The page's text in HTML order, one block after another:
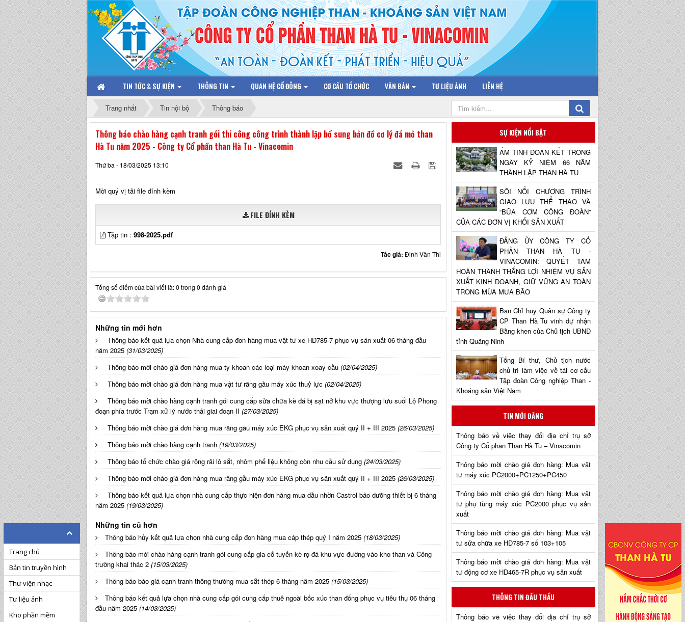
TIN TỨC & SỰ KIỆN THÔNG TIN QUAN HỆ CỔ ĐÔNG CƠ CẤU TỔ CHỨC VĂN BẢN TƯ LIỆU ẢNH LIÊN HỆ
Trang nhất Tin nội bộ Thông báo
Thông báo chào hàng cạnh tranh gói thi công công trình thành lập bổ sung bản đồ cơ lý đá mỏ than
Hà Tu năm 2025 - Công ty Cổ phần than Hà Tu - Vinacomin
Thứ ba - 18/03/2025 13:10
Mời quý vị tải file đính kèm
FILE ĐÍNH KÈM
Tập tin : 998-2025.pdf
Tác giả: Đinh Văn Thi
Tổng số điểm của bài viết là: 0 trong 0 đánh giá
Những tin mới hơn
Thông báo kết quả lựa chọn Nhà cung cấp đơn hàng mua vật tư xe HD785-7 phục vụ sản xuất 06 tháng đầu
năm 2025 (31/03/2025)
Thông báo mời chào giá đơn hàng mua ty khoan các loại máy khoan xoay cầu (02/04/2025)
Thông báo mời chào giá đơn hàng mua vật tư răng gầu máy xúc thuỷ lực (02/04/2025)
Thông báo mời chào hàng cạnh tranh gói cung cấp sửa chữa kè đá bị sạt nở khu vực thượng lưu suối Lộ Phong
đoạn phía trước Trạm xử lý nước thải giai đoạn II (27/03/2025)
Thông báo mời chào giá đơn hàng mua răng gầu máy xúc EKG phục vụ sản xuất quý II + III 2025 (26/03/2025)
Thông báo mời chào hàng cạnh tranh (19/03/2025)
Thông báo tổ chức chào giá rộng rãi lô sắt, nhôm phế liệu không còn nhu cầu sử dụng (24/03/2025)
Thông báo mời chào giá đơn hàng mua răng gầu máy xúc EKG phục vụ sản xuất quý II + III 2025 (26/03/2025)
Thông báo kết quả lựa chọn nhà cung cấp thực hiện đơn hàng mua dầu nhờn Castrol bảo dưỡng thiết bị 6 tháng
năm 2025 (19/03/2025)
Những tin cũ hơn
Thông báo hủy kết quả lựa chọn nhà cung cấp đơn hàng mua cáp thép quý I năm 2025 (18/03/2025)
Thông báo mời chào hàng cạnh tranh gói cung cấp gia cố tuyến kè rọ đá khu vực đường vào kho than và Công
trường khai thác 2 (15/03/2025)
Thông báo báo giá cạnh tranh thông thường mua sắt thép 6 tháng năm 2025 (15/03/2025)
Thông báo kết quả lựa chọn nhà cung cấp gói cung cấp thuê ngoài bốc xúc than đống phục vụ tiêu thụ 06 tháng
đầu năm 2025 (14/03/2025)
SỰ KIỆN NỔI BẬT
ẤM TÌNH ĐOÀN KẾT TRONG
NGÀY KỶ NIỆM 66 NĂM
THÀNH LẬP THAN HÀ TU
SÔI NỔI CHƯƠNG TRÌNH
GIAO LƯU THỂ THAO VÀ
“BỮA CƠM CÔNG ĐOÀN”
CỦA CÁC ĐƠN VỊ KHỐI SẢN XUẤT
ĐẢNG ỦY CÔNG TY CỔ
PHẦN THAN HÀ TU -
VINACOMIN: QUYẾT TÂM
HOÀN THÀNH THẮNG LỢI NHIỆM VỤ SẢN
XUẤT KINH DOANH, GIỮ VỮNG AN TOÀN
TRONG MÙA MƯA BÃO
Ban Chỉ huy Quân sự Công ty
CP Than Hà Tu vinh dự nhận
Bằng khen của Chủ tịch UBND
tỉnh Quảng Ninh
Tổng Bí thư, Chủ tịch nước
chủ trì làm việc về tái cơ cấu
Tập đoàn Công nghiệp Than -
Khoáng sản Việt Nam
TIN MỚI ĐĂNG
Thông báo về việc thay đổi địa chỉ trụ sở
Công ty Cổ phần Than Hà Tu – Vinacomin
Thông báo mời chào giá đơn hàng: Mua vật
tư máy xúc PC2000+PC1250+PC450
Thông báo mời chào giá đơn hàng: Mua vật
tư phụ tùng máy xúc PC2000 phục vụ sản
xuất
Thông báo mời chào giá đơn hàng: Mua vật
tư sửa chữa xe HD785-7 số 103+105
Thông báo mời chào giá đơn hàng: Mua vật
tư động cơ xe HD465-7R phục vụ sản xuất
THÔNG TIN ĐẤU THẦU
Thông báo về việc thay đổi địa chỉ trụ sở
Trang chủ
Bản tin truyền hình
Thư viện nhạc
Tư liệu ảnh
Kho phần mềm